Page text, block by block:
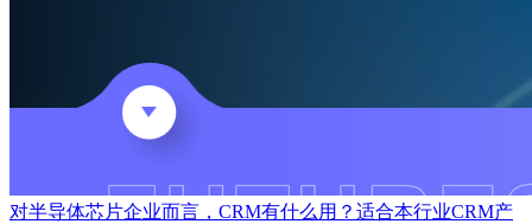
对半导体芯片企业而言，CRM有什么用？适合本行业CRM产